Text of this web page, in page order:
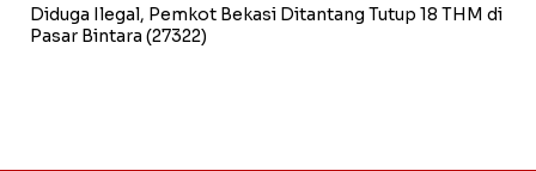
Diduga Ilegal, Pemkot Bekasi Ditantang Tutup 18 THM di
Pasar Bintara (27322)